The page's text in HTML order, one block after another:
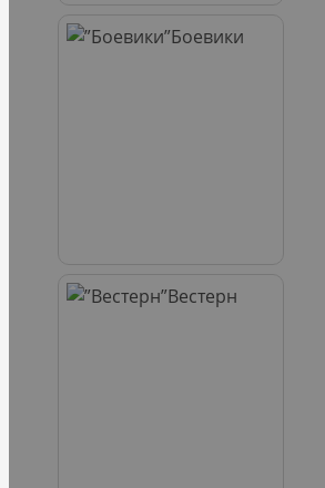
Боевики
Вестерн